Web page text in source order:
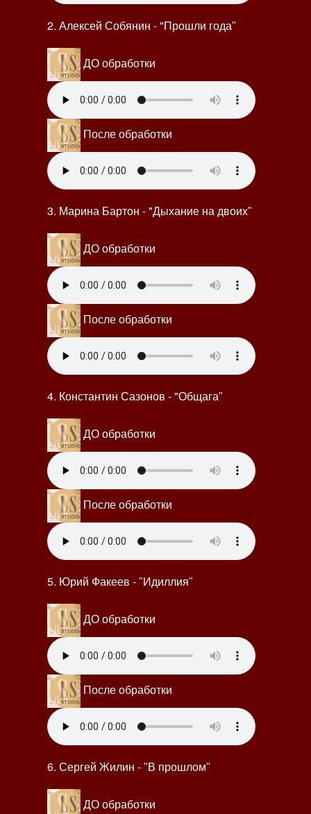
2. Алексей Собянин - "Прошли года"
ДО обработки
После обработки
3. Марина Бартон - "Дыхание на двоих"
ДО обработки
После обработки
4. Константин Сазонов - "Общага"
ДО обработки
После обработки
5. Юрий Факеев - "Идиллия"
ДО обработки
После обработки
6. Сергей Жилин - "В прошлом"
ДО обработки